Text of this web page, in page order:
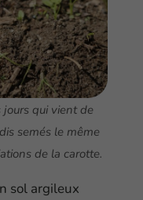
jours qui vient de
semés le même
de la carotte.
sol argileux